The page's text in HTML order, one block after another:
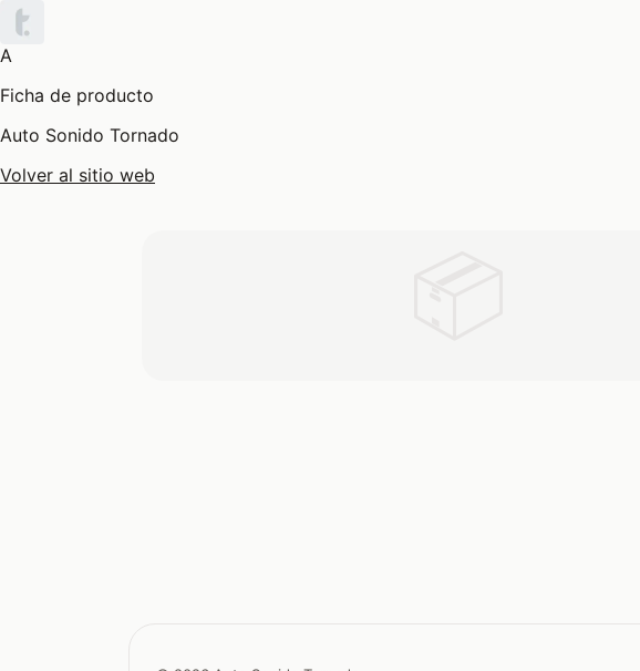
A
Ficha de producto
Auto Sonido Tornado
Volver al sitio web